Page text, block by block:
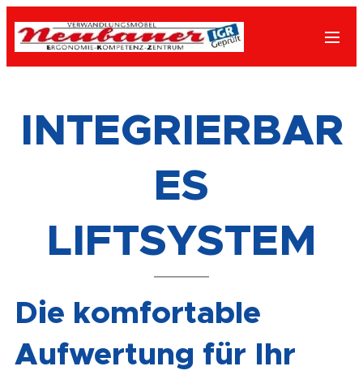
INTEGRIERBAR
ES
LIFTSYSTEM
Die komfortable
Aufwertung für Ihr